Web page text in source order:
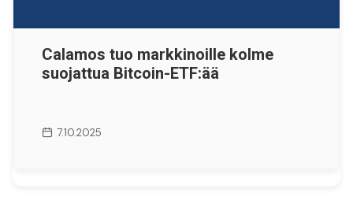
Calamos tuo markkinoille kolme
suojattua Bitcoin-ETF:ää
7.10.2025